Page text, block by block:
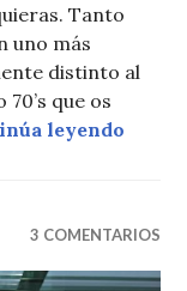
Tanto
uno más
distinto al
que os
leyendo
3 COMENTARIOS